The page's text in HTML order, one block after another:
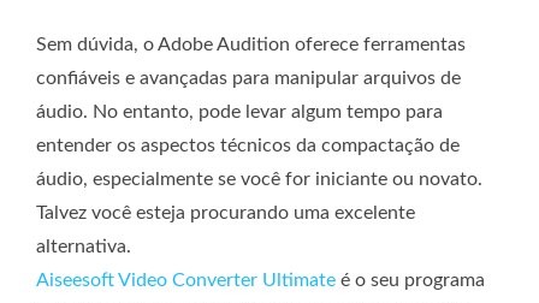
Sem dúvida, o Adobe Audition oferece ferramentas
confiáveis ​​e avançadas para manipular arquivos de
áudio. No entanto, pode levar algum tempo para
entender os aspectos técnicos da compactação de
áudio, especialmente se você for iniciante ou novato.
Talvez você esteja procurando uma excelente
alternativa.
Aiseesoft Video Converter Ultimate é o seu programa